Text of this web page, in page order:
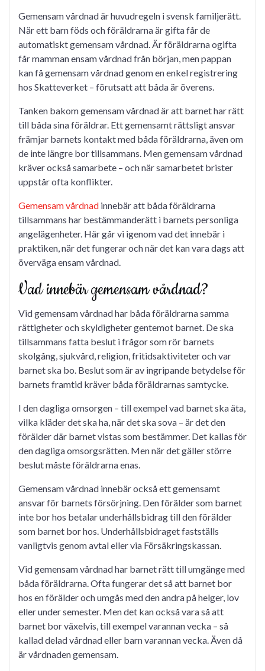
Gemensam vårdnad är huvudregeln i svensk familjerätt.
När ett barn föds och föräldrarna är gifta får de
automatiskt gemensam vårdnad. Är föräldrarna ogifta
får mamman ensam vårdnad från början, men pappan
kan få gemensam vårdnad genom en enkel registrering
hos Skatteverket – förutsatt att båda är överens.
Tanken bakom gemensam vårdnad är att barnet har rätt
till båda sina föräldrar. Ett gemensamt rättsligt ansvar
främjar barnets kontakt med båda föräldrarna, även om
de inte längre bor tillsammans. Men gemensam vårdnad
kräver också samarbete – och när samarbetet brister
uppstår ofta konflikter.
Gemensam vårdnad innebär att båda föräldrarna
tillsammans har bestämmanderätt i barnets personliga
angelägenheter. Här går vi igenom vad det innebär i
praktiken, när det fungerar och när det kan vara dags att
överväga ensam vårdnad.
Vad innebär gemensam vårdnad?
Vid gemensam vårdnad har båda föräldrarna samma
rättigheter och skyldigheter gentemot barnet. De ska
tillsammans fatta beslut i frågor som rör barnets
skolgång, sjukvård, religion, fritidsaktiviteter och var
barnet ska bo. Beslut som är av ingripande betydelse för
barnets framtid kräver båda föräldrarnas samtycke.
I den dagliga omsorgen – till exempel vad barnet ska äta,
vilka kläder det ska ha, när det ska sova – är det den
förälder där barnet vistas som bestämmer. Det kallas för
den dagliga omsorgsrätten. Men när det gäller större
beslut måste föräldrarna enas.
Gemensam vårdnad innebär också ett gemensamt
ansvar för barnets försörjning. Den förälder som barnet
inte bor hos betalar underhållsbidrag till den förälder
som barnet bor hos. Underhållsbidraget fastställs
vanligtvis genom avtal eller via Försäkringskassan.
Vid gemensam vårdnad har barnet rätt till umgänge med
båda föräldrarna. Ofta fungerar det så att barnet bor
hos en förälder och umgås med den andra på helger, lov
eller under semester. Men det kan också vara så att
barnet bor växelvis, till exempel varannan vecka – så
kallad delad vårdnad eller barn varannan vecka. Även då
är vårdnaden gemensam.